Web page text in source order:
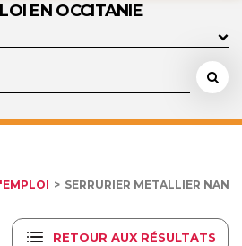
EN OCCITANIE
SERRURIER METALLIER
RETOUR AUX RÉSULTATS